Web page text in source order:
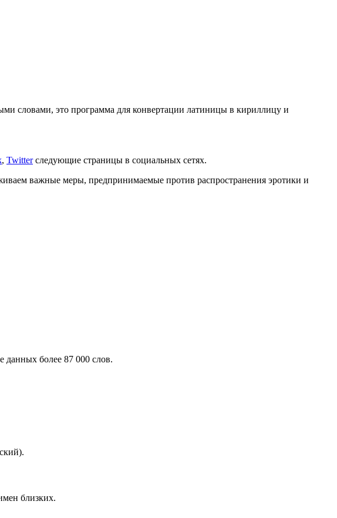
словами, это программа для конвертации латиницы в кириллицу и
, Twitter следующие страницы в социальных сетях.
важные меры, предпринимаемые против распространения эротики и
данных более 87 000 слов.
близких.